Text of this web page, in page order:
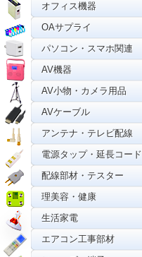
オフィス機器
OAサプライ
パソコン・スマホ関連
AV機器
AV小物・カメラ用品
AVケーブル
アンテナ・テレビ配線
電源タップ・延長コード
配線部材・テスター
理美容・健康
生活家電
エアコン工事部材